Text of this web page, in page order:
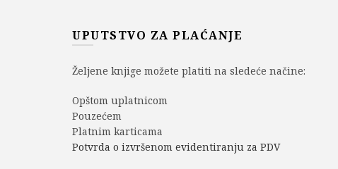
UPUTSTVO ZA PLAĆANJE
Željene knjige možete platiti na sledeće načine:
Opštom uplatnicom
Pouzećem
Platnim karticama
Potvrda o izvršenom evidentiranju za PDV